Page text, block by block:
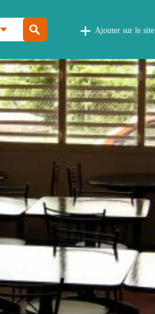
Ajouter sur le site